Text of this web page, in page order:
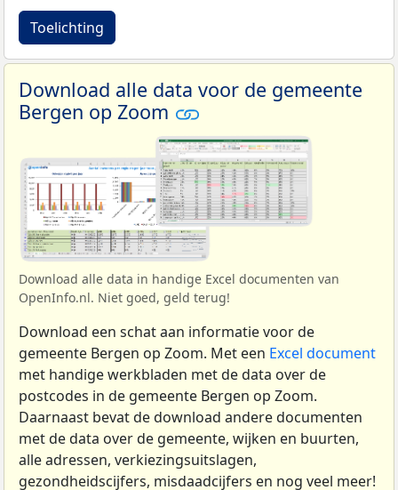
Toelichting
Download alle data voor de gemeente
Bergen op Zoom
Download alle data in handige Excel documenten van
OpenInfo.nl. Niet goed, geld terug!
Download een schat aan informatie voor de
gemeente Bergen op Zoom. Met een Excel document
met handige werkbladen met de data over de
postcodes in de gemeente Bergen op Zoom.
Daarnaast bevat de download andere documenten
met de data over de gemeente, wijken en buurten,
alle adressen, verkiezingsuitslagen,
gezondheidscijfers, misdaadcijfers en nog veel meer!